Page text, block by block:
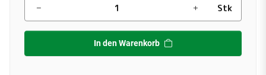
Stk
In den Warenkorb